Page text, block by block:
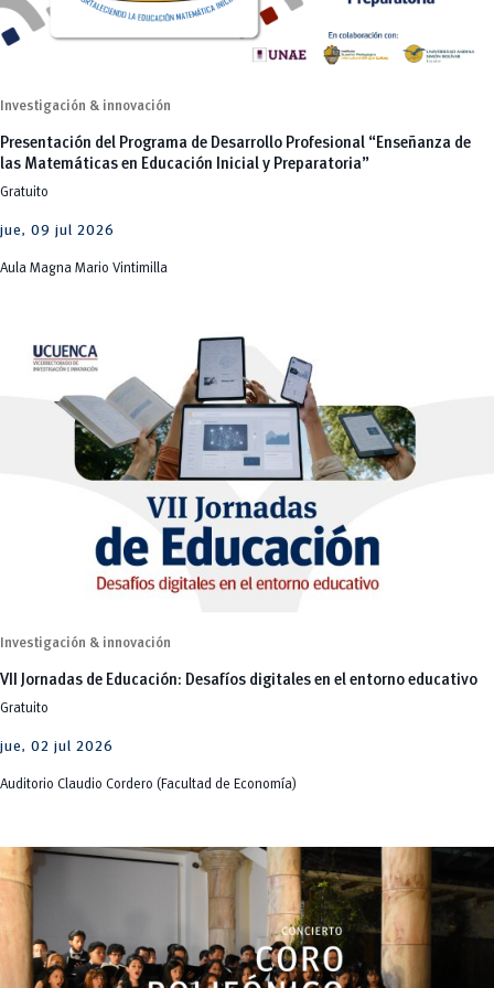
Investigación & innovación
Presentación del Programa de Desarrollo Profesional “Enseñanza de
las Matemáticas en Educación Inicial y Preparatoria”
Gratuito
jue, 09 jul 2026
Aula Magna Mario Vintimilla
Investigación & innovación
VII Jornadas de Educación: Desafíos digitales en el entorno educativo
Gratuito
jue, 02 jul 2026
Auditorio Claudio Cordero (Facultad de Economía)